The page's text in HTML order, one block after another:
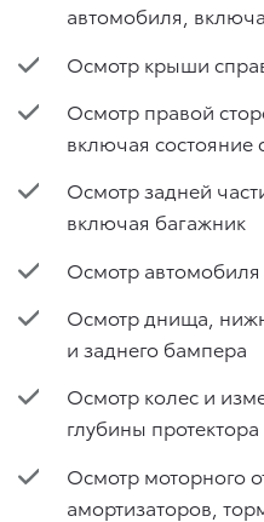
автомобиля,
Осмотр крыши
Осмотр правой
включая состояние
Осмотр задней
включая багажник
Осмотр
Осмотр днища,
и заднего бампера
Осмотр колес и
глубины протектора
Осмотр моторного
амортизаторов,